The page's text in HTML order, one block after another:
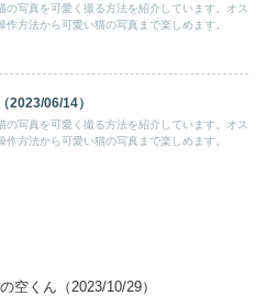
の写真を可愛く撮る方法を紹介しています。オス
作方法から可愛い猫の写真まで楽しめます。
2023/06/14）
の写真を可愛く撮る方法を紹介しています。オス
作方法から可愛い猫の写真まで楽しめます。
空くん（2023/10/29）